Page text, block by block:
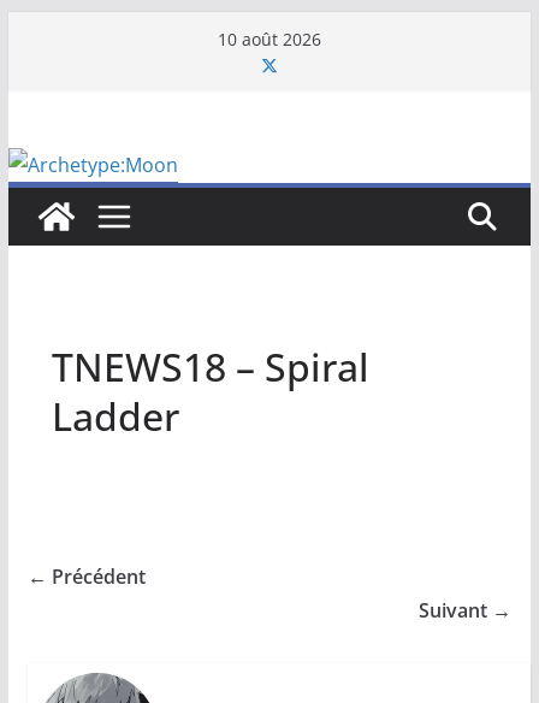
10 août 2026
TNEWS18 – Spiral
Ladder
← Précédent
Suivant →